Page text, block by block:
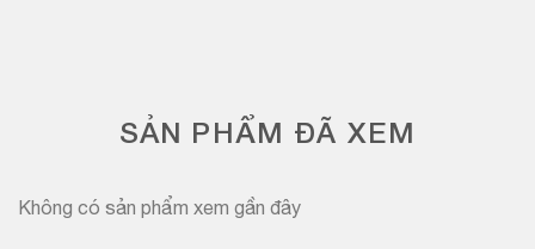
SẢN PHẨM ĐÃ XEM
Không có sản phẩm xem gần đây